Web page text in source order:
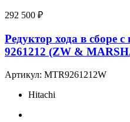
292 500 ₽
Редуктор хода в сборе
9261212 (ZW &
Артикул: MTR9261212W
Hitachi